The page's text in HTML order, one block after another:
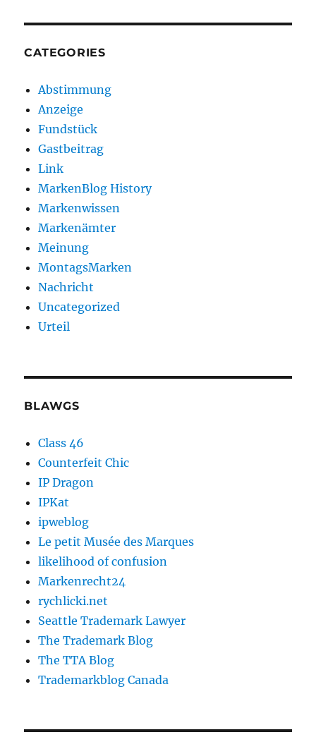
CATEGORIES
Abstimmung
Anzeige
Fundstück
Gastbeitrag
Link
MarkenBlog History
Markenwissen
Markenämter
Meinung
MontagsMarken
Nachricht
Uncategorized
Urteil
BLAWGS
Class 46
Counterfeit Chic
IP Dragon
IPKat
ipweblog
Le petit Musée des Marques
likelihood of confusion
Markenrecht24
rychlicki.net
Seattle Trademark Lawyer
The Trademark Blog
The TTA Blog
Trademarkblog Canada